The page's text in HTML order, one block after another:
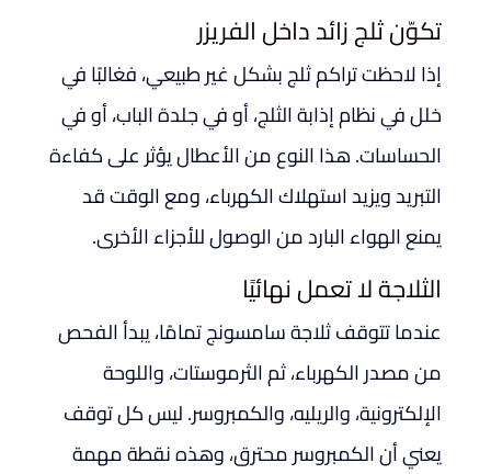
تكوّن ثلج زائد داخل الفريزر
إذا لاحظت تراكم ثلج بشكل غير طبيعي، فغالبًا في
خلل في نظام إذابة الثلج، أو في جلدة الباب، أو في
الحساسات. هذا النوع من الأعطال يؤثر على كفاءة
التبريد ويزيد استهلاك الكهرباء، ومع الوقت قد
يمنع الهواء البارد من الوصول للأجزاء الأخرى.
الثلاجة لا تعمل نهائيًا
عندما تتوقف ثلاجة سامسونج تمامًا، يبدأ الفحص
من مصدر الكهرباء، ثم الثرموستات، واللوحة
الإلكترونية، والريليه، والكمبروسر. ليس كل توقف
يعني أن الكمبروسر محترق، وهذه نقطة مهمة